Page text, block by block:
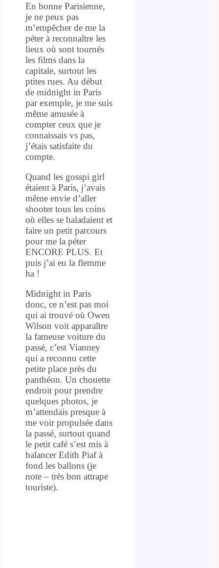
En bonne Parisienne,
je ne peux pas
m’empêcher de me la
péter à reconnaître les
lieux où sont tournés
les films dans la
capitale, surtout les
ptites rues. Au début
de midnight in Paris
par exemple, je me suis
même amusée à
compter ceux que je
connaissais vs pas,
j’étais satisfaite du
compte.
Quand les gosspi girl
étaient à Paris, j’avais
même envie d’aller
shooter tous les coins
où elles se baladaient et
faire un petit parcours
pour me la péter
ENCORE PLUS. Et
puis j’ai eu la flemme
ha !
Midnight in Paris
donc, ce n’est pas moi
qui ai trouvé où Owen
Wilson voit apparaître
la fameuse voiture du
passé, c’est Vianney
qui a reconnu cette
petite place près du
panthéon. Un chouette
endroit pour prendre
quelques photos, je
m’attendais presque à
me voir propulsée dans
la passé, surtout quand
le petit café s’est mis à
balancer Edith Piaf à
fond les ballons (je
note – très bon attrape
touriste).